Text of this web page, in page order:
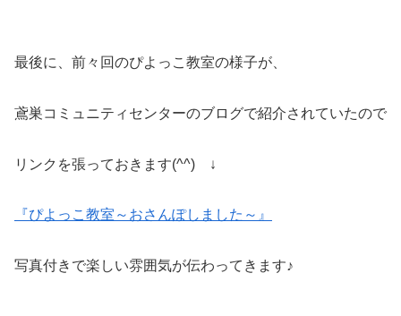
最後に、前々回のぴよっこ教室の様子が、
鳶巣コミュニティセンターのブログで紹介されていたので
リンクを張っておきます(^^) ↓
『ぴよっこ教室～おさんぽしました～』
写真付きで楽しい雰囲気が伝わってきます♪